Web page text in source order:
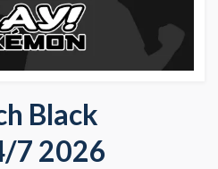
Black
7 2026